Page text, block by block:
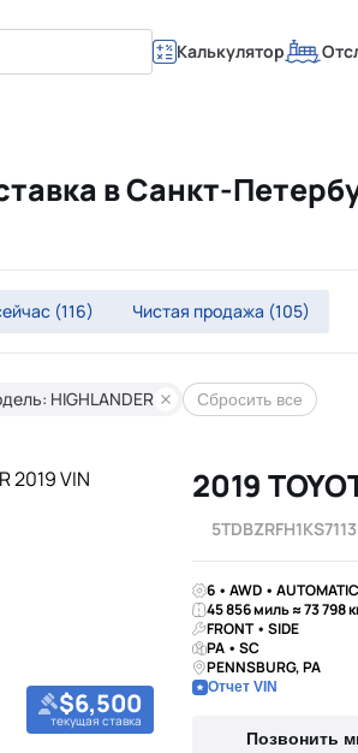
Калькулятор
в Санкт-
(116) Чистая продажа (105)
HIGHLANDER Сбросить все
$6,500
текущая ставка
2019
6 • AWD • AUTOMATIC
45 856 миль ≈ 73 798
FRONT • SIDE
PA • SC
PENNSBURG, PA
Отчет VIN
Позвонить